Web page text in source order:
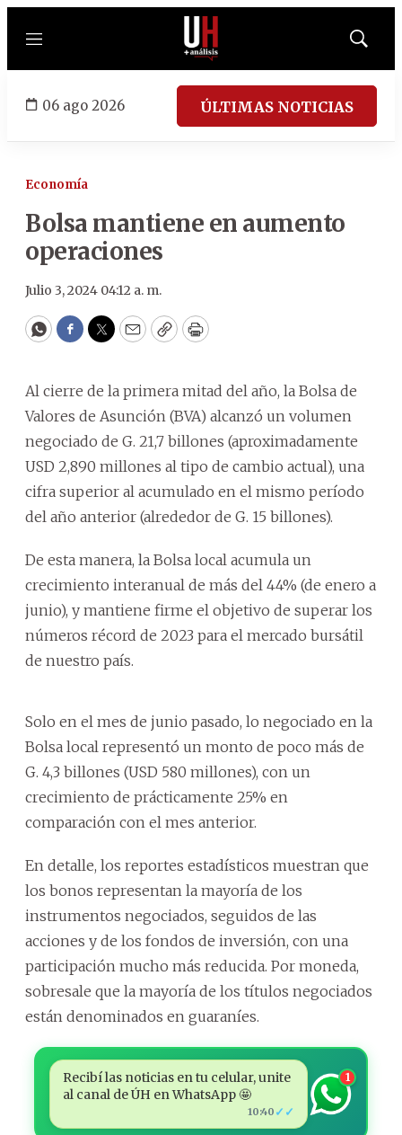
Menú
Mostrar
06 ago 2026 ÚLTIMAS NOTICIAS
Economía
Bolsa mantiene en aumento
operaciones
Julio 3, 2024 04:12 a. m.
WhatsApp
Facebook
Twitter
EmailCopyPrint
Al cierre de la primera mitad del año, la Bolsa de
Valores de Asunción (BVA) alcanzó un volumen
negociado de G. 21,7 billones (aproximadamente
USD 2,890 millones al tipo de cambio actual), una
cifra superior al acumulado en el mismo período
del año anterior (alrededor de G. 15 billones).
De esta manera, la Bolsa local acumula un
crecimiento interanual de más del 44% (de enero a
junio), y mantiene firme el objetivo de superar los
números récord de 2023 para el mercado bursátil
de nuestro país.
Solo en el mes de junio pasado, lo negociado en la
Bolsa local representó un monto de poco más de
G. 4,3 billones (USD 580 millones), con un
crecimiento de prácticamente 25% en
comparación con el mes anterior.
En detalle, los reportes estadísticos muestran que
los bonos representan la mayoría de los
instrumentos negociados, seguidos de las
acciones y de los fondos de inversión, con una
participación mucho más reducida. Por moneda,
sobresale que la mayoría de los títulos negociados
están denominados en guaraníes.
Recibí las noticias en tu celular, unite
al canal de ÚH en WhatsApp 🤩
10:40 ✓✓
1